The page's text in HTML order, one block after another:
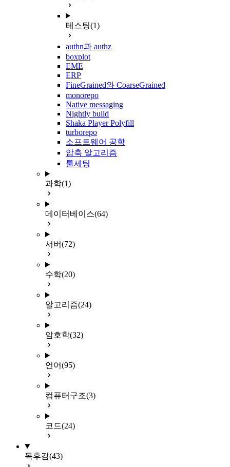
테스팅(1)
authn과 authz
boxplot
EME
ERP
FineGrained와 CoarseGrained
monorepo
Native messaging
Nightly build
Shaka Player Polyfill
turborepo
소프트웨어 공학
압축 알고리즘
툴세팅
과학(1)
데이터베이스(64)
서버(72)
수학(20)
알고리즘(24)
암호학(32)
언어(95)
컴퓨터구조(3)
코드(24)
독후감(43)